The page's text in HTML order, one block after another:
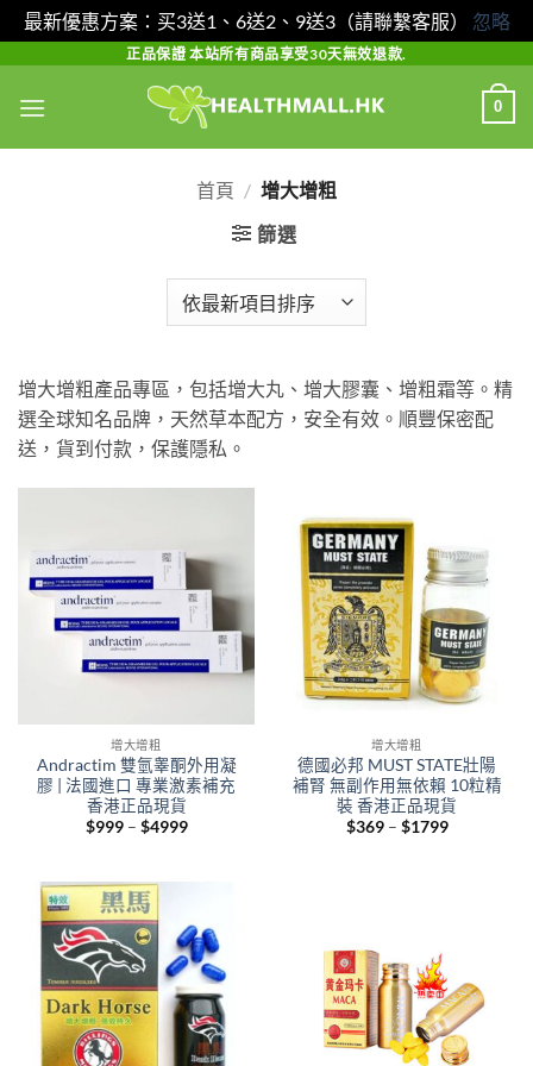
最新優惠方案：买3送1、6送2、9送3（請聯繫客服） 忽略
content
正品保證 本站所有商品享受30天無效退款.
0
首頁 / 增大增粗
篩選
增大增粗產品專區，包括增大丸、增大膠囊、增粗霜等。精
選全球知名品牌，天然草本配方，安全有效。順豐保密配
送，貨到付款，保護隱私。
增大增粗
Andractim 雙氫睾酮外用凝
膠 | 法國進口 專業激素補充
香港正品現貨
$999 – $4999Price
增大增粗
德國必邦 MUST STATE壯陽
補腎 無副作用無依賴 10粒精
裝 香港正品現貨
$369 – $1799Price